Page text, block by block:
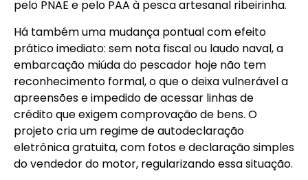
pelo PNAE e pelo PAA à pesca artesanal ribeirinha.
Há também uma mudança pontual com efeito
prático imediato: sem nota fiscal ou laudo naval, a
embarcação miúda do pescador hoje não tem
reconhecimento formal, o que o deixa vulnerável a
apreensões e impedido de acessar linhas de
crédito que exigem comprovação de bens. O
projeto cria um regime de autodeclaração
eletrônica gratuita, com fotos e declaração simples
do vendedor do motor, regularizando essa situação.